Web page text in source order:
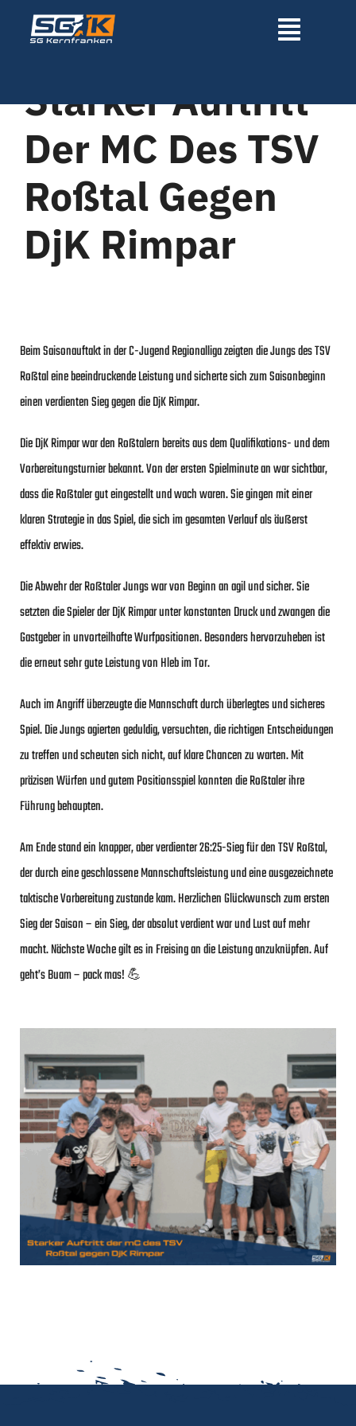
Toggle
Über uns
News
Mannschaften
Fördervereine
Starker Auftritt
Der MC Des TSV
Roßtal Gegen
DjK Rimpar
Beim Saisonauftakt in der C-Jugend Regionalliga zeigten die Jungs des TSV
Roßtal eine beeindruckende Leistung und sicherte sich zum Saisonbeginn
einen verdienten Sieg gegen die DjK Rimpar.
Die DjK Rimpar war den Roßtalern bereits aus dem Qualifikations- und dem
Vorbereitungsturnier bekannt. Von der ersten Spielminute an war sichtbar,
dass die Roßtaler gut eingestellt und wach waren. Sie gingen mit einer
klaren Strategie in das Spiel, die sich im gesamten Verlauf als äußerst
effektiv erwies.
Die Abwehr der Roßtaler Jungs war von Beginn an agil und sicher. Sie
setzten die Spieler der DjK Rimpar unter konstanten Druck und zwangen die
Gastgeber in unvorteilhafte Wurfpositionen. Besonders hervorzuheben ist
die erneut sehr gute Leistung von Hleb im Tor.
Auch im Angriff überzeugte die Mannschaft durch überlegtes und sicheres
Spiel. Die Jungs agierten geduldig, versuchten, die richtigen Entscheidungen
zu treffen und scheuten sich nicht, auf klare Chancen zu warten. Mit
präzisen Würfen und gutem Positionsspiel konnten die Roßtaler ihre
Führung behaupten.
Am Ende stand ein knapper, aber verdienter 26:25-Sieg für den TSV Roßtal,
der durch eine geschlossene Mannschaftsleistung und eine ausgezeichnete
taktische Vorbereitung zustande kam. Herzlichen Glückwunsch zum ersten
Sieg der Saison – ein Sieg, der absolut verdient war und Lust auf mehr
macht. Nächste Woche gilt es in Freising an die Leistung anzuknüpfen. Auf
geht’s Buam – pack mas! 💪